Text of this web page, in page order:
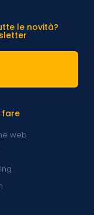
fare
web
le novità?